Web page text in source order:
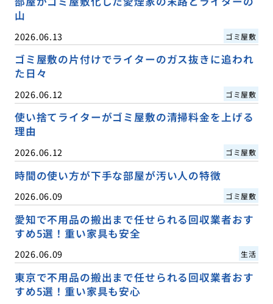
山
2026.06.13 ゴミ屋敷
ゴミ屋敷の片付けでライターのガス抜きに追われ
た日々
2026.06.12 ゴミ屋敷
使い捨てライターがゴミ屋敷の清掃料金を上げる
理由
2026.06.12 ゴミ屋敷
時間の使い方が下手な部屋が汚い人の特徴
2026.06.09 ゴミ屋敷
愛知で不用品の搬出まで任せられる回収業者おす
すめ5選！重い家具も安全
2026.06.09 生活
東京で不用品の搬出まで任せられる回収業者おす
すめ5選！重い家具も安心